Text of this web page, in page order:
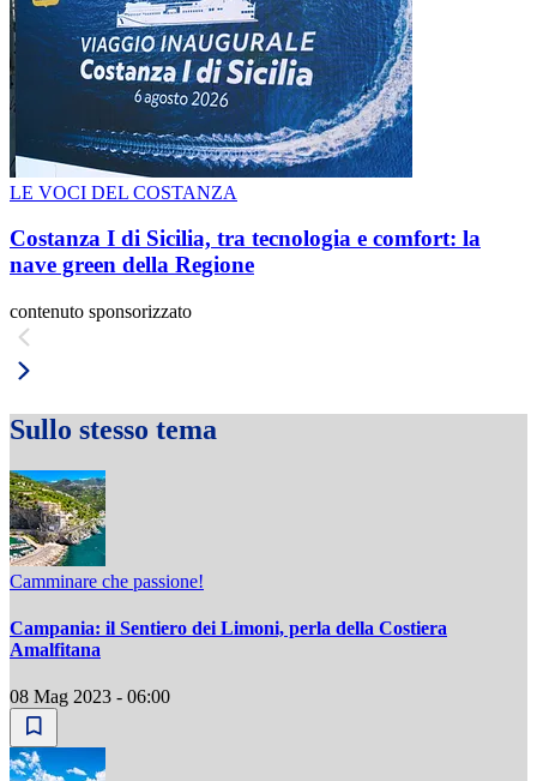
LE VOCI DEL COSTANZA
Costanza I di Sicilia, tra tecnologia e comfort: la
nave green della Regione
contenuto sponsorizzato
Sullo stesso tema
Camminare che passione!
Campania: il Sentiero dei Limoni, perla della Costiera
Amalfitana
08 Mag 2023 - 06:00